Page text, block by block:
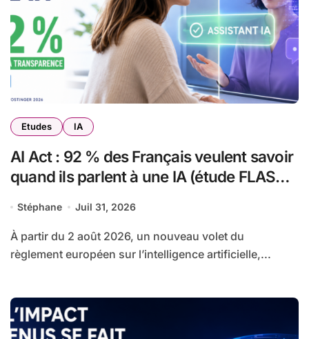
Etudes IA
AI Act : 92 % des Français veulent savoir
quand ils parlent à une IA (étude FLASHS
Stéphane Juil 31, 2026
À partir du 2 août 2026, un nouveau volet du
règlement européen sur l’intelligence artificielle,...